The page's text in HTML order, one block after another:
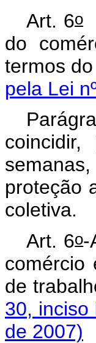
Art. 6o
do
termos do
pela Lei
proteção
coletiva.
Art. 6o-
comércio
de
30, inciso
de 2007)